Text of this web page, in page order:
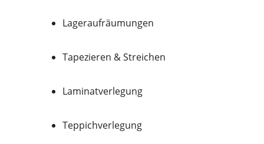
Lageraufräumungen
Tapezieren & Streichen
Laminatverlegung
Teppichverlegung